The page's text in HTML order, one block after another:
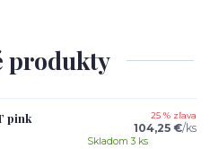
produkty
pink 25 % zľava
104,25 €/ks
Skladom 3 ks